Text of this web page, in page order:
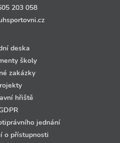
203 058
deska
školy
zakázky
hřiště
jednání
o přístupnosti